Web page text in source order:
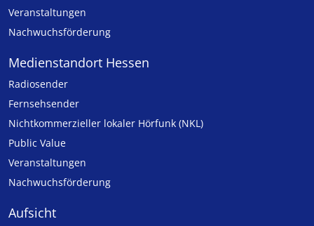
Veranstaltungen
Nachwuchsförderung
Medienstandort Hessen
Radiosender
Fernsehsender
Nicht­kommer­zieller lo­ka­ler Hör­funk (NKL)
Public Value
Veranstaltungen
Nachwuchsförderung
Aufsicht